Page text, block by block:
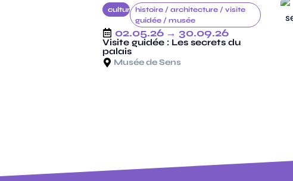
culturehistoire / architecture / visite
guidée / musée
02.05.26 → 30.09.26
Visite guidée : Les secrets du
palais
Musée de Sens